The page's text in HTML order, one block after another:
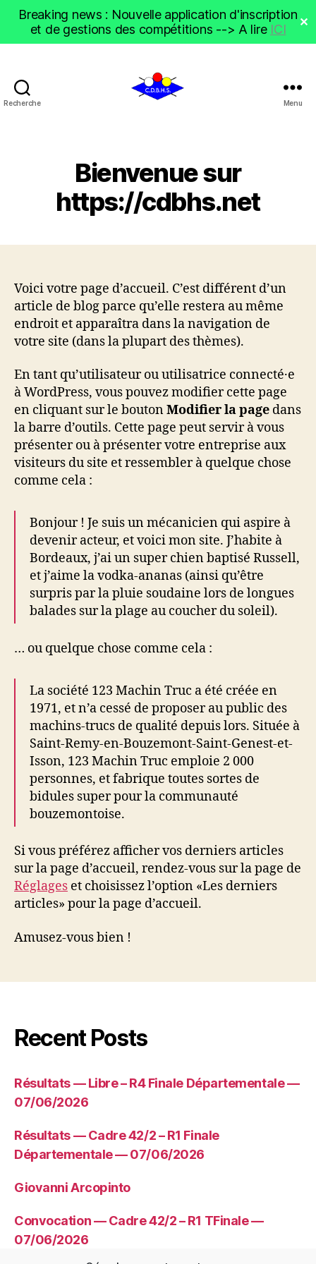
Breaking news : Nouvelle application d'inscription
et de gestions des compétitions --> A lire ICI ✕
Recherche Menu
Bienvenue sur
https://cdbhs.net
Voici votre page d’accueil. C’est différent d’un
article de blog parce qu’elle restera au même
endroit et apparaîtra dans la navigation de
votre site (dans la plupart des thèmes).
En tant qu’utilisateur ou utilisatrice connecté·e
à WordPress, vous pouvez modifier cette page
en cliquant sur le boutonModifier la page dans
la barre d’outils. Cette page peut servir à vous
présenter ou à présenter votre entreprise aux
visiteurs du site et ressembler à quelque chose
comme cela :
Bonjour ! Je suis un mécanicien qui aspire à
devenir acteur, et voici mon site. J’habite à
Bordeaux, j’ai un super chien baptisé Russell,
et j’aime la vodka-ananas (ainsi qu’être
surpris par la pluie soudaine lors de longues
balades sur la plage au coucher du soleil).
… ou quelque chose comme cela :
La société 123 Machin Truc a été créée en
1971, et n’a cessé de proposer au public des
machins-trucs de qualité depuis lors. Située à
Saint-Remy-en-Bouzemont-Saint-Genest-et-
Isson, 123 Machin Truc emploie 2 000
personnes, et fabrique toutes sortes de
bidules super pour la communauté
bouzemontoise.
Si vous préférez afficher vos derniers articles
sur la page d’accueil, rendez-vous sur la page de
Réglages et choisissez l’option «Les derniers
articles» pour la page d’accueil.
Amusez-vous bien !
Recent Posts
Résultats — Libre – R4 Finale Départementale —
07/06/2026
Résultats — Cadre 42/2 – R1 Finale
Départementale — 07/06/2026
Giovanni Arcopinto
Convocation — Cadre 42/2 – R1 TFinale —
07/06/2026